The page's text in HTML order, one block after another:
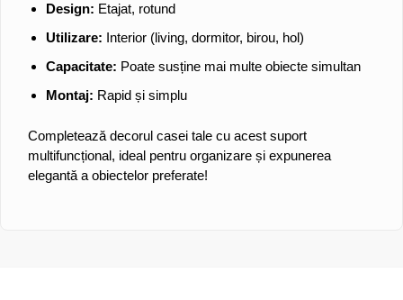
Design: Etajat, rotund
Utilizare: Interior (living, dormitor, birou, hol)
Capacitate: Poate susține mai multe obiecte simultan
Montaj: Rapid și simplu
Completează decorul casei tale cu acest suport
multifuncțional, ideal pentru organizare și expunerea
elegantă a obiectelor preferate!